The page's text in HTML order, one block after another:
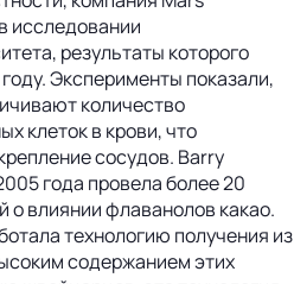
исследовании
результаты которого
Эксперименты показали,
количество
клеток в крови, что
сосудов. Barry
года провела более 20
о влиянии флаванолов какао.
технологию получения из
содержанием этих